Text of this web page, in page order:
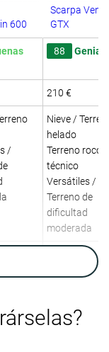
600
Scarpa Vento
GTX
88
210 €
/
Nieve /
helado
Terreno
técnico
Versátiles /
Terreno de
dificultad
moderada